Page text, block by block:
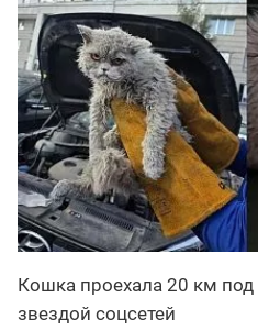
Кошка проехала 20 км под
звездой соцсетей